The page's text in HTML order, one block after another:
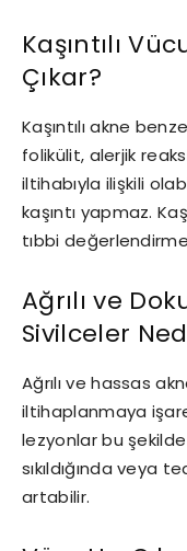
Kaşıntılı
Çıkar?
Kaşıntılı akne
folikülit, alerjik
iltihabıyla ilişkili
kaşıntı yapmaz.
tıbbi
Ağrılı ve
Sivilceler
Ağrılı ve hassas
iltihaplanmaya
lezyonlar bu
sıkıldığında veya
artabilir.